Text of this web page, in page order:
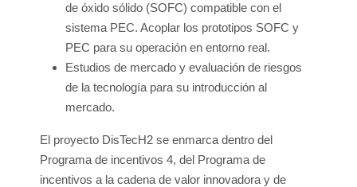
de óxido sólido (SOFC) compatible con el
sistema PEC. Acoplar los prototipos SOFC y
PEC para su operación en entorno real.
Estudios de mercado y evaluación de riesgos
de la tecnología para su introducción al
mercado.
El proyecto DisTecH2 se enmarca dentro del
Programa de incentivos 4, del Programa de
incentivos a la cadena de valor innovadora y de